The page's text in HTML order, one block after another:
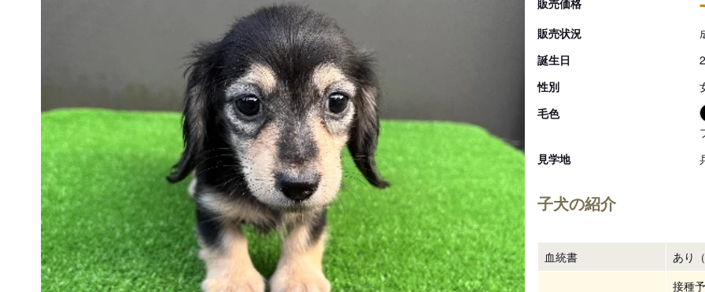
販売価格
販売状況
誕生日
性別
毛色
見学地
子犬の紹介
血統書 あり（
接種